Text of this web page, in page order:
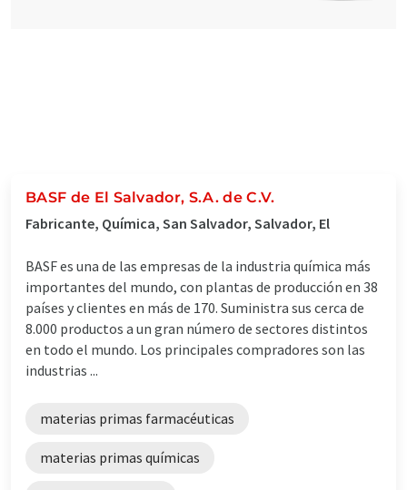
BASF de El Salvador, S.A. de C.V.
Fabricante, Química, San Salvador, Salvador, El
BASF es una de las empresas de la industria química más
importantes del mundo, con plantas de producción en 38
países y clientes en más de 170. Suministra sus cerca de
8.000 productos a un gran número de sectores distintos
en todo el mundo. Los principales compradores son las
industrias ...
materias primas farmacéuticas
materias primas químicas